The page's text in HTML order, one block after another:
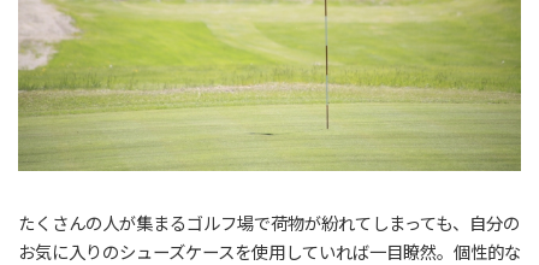
たくさんの人が集まるゴルフ場で荷物が紛れてしまっても、自分の
お気に入りのシューズケースを使用していれば一目瞭然。個性的な